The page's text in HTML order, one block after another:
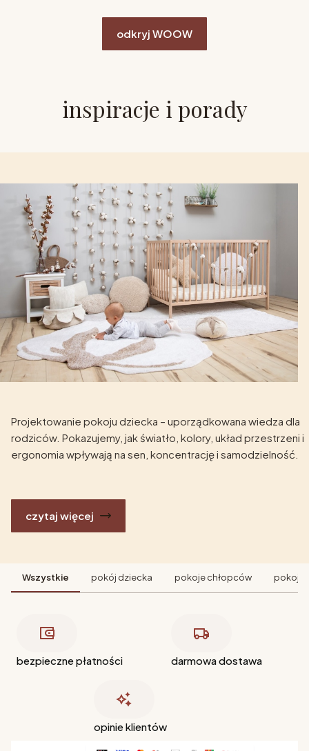
odkryj WOOW
inspiracje i porady
Projektowanie pokoju dziecka – uporządkowana wiedza dla
rodziców. Pokazujemy, jak światło, kolory, układ przestrzeni i
ergonomia wpływają na sen, koncentrację i samodzielność.
czytaj więcej
Wszystkie pokój dziecka pokoje chłopców pokoje
bezpieczne płatności darmowa dostawa
opinie klientów